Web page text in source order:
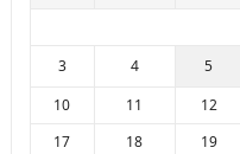
3
4 5
10
11 12
17
18 19